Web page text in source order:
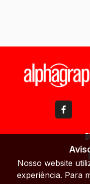
Nosso website
experiência. Para